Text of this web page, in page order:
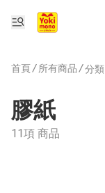
首頁/ 所有商品 /分類
膠紙
11項 商品